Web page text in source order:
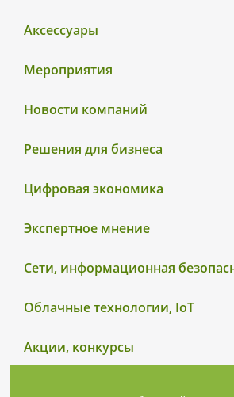
Аксессуары
Мероприятия
Новости компаний
Решения для бизнеса
Цифровая экономика
Экспертное мнение
Сети, информационная
Облачные технологии, IoT
Акции, конкурсы